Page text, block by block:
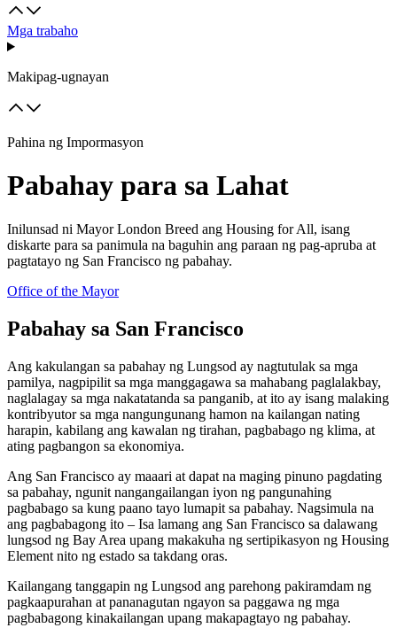
Mga trabaho
Makipag-ugnayan
Pahina ng Impormasyon
Pabahay para sa Lahat
Inilunsad ni Mayor London Breed ang Housing for All, isang
diskarte para sa panimula na baguhin ang paraan ng pag-apruba at
pagtatayo ng San Francisco ng pabahay.
Office of the Mayor
Pabahay sa San Francisco
Ang kakulangan sa pabahay ng Lungsod ay nagtutulak sa mga
pamilya, nagpipilit sa mga manggagawa sa mahabang paglalakbay,
naglalagay sa mga nakatatanda sa panganib, at ito ay isang malaking
kontribyutor sa mga nangungunang hamon na kailangan nating
harapin, kabilang ang kawalan ng tirahan, pagbabago ng klima, at
ating pagbangon sa ekonomiya.
Ang San Francisco ay maaari at dapat na maging pinuno pagdating
sa pabahay, ngunit nangangailangan iyon ng pangunahing
pagbabago sa kung paano tayo lumapit sa pabahay. Nagsimula na
ang pagbabagong ito – Isa lamang ang San Francisco sa dalawang
lungsod ng Bay Area upang makakuha ng sertipikasyon ng Housing
Element nito ng estado sa takdang oras.
Kailangang tanggapin ng Lungsod ang parehong pakiramdam ng
pagkaapurahan at pananagutan ngayon sa paggawa ng mga
pagbabagong kinakailangan upang makapagtayo ng pabahay.